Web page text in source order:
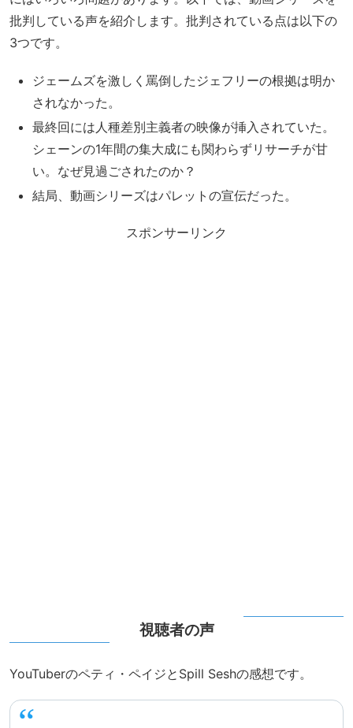
批判している声を紹介します。批判されている点は以下の
3つです。
ジェームズを激しく罵倒したジェフリーの根拠は明か
されなかった。
最終回には人種差別主義者の映像が挿入されていた。
シェーンの1年間の集大成にも関わらずリサーチが甘
い。なぜ見過ごされたのか？
結局、動画シリーズはパレットの宣伝だった。
スポンサーリンク
視聴者の声
YouTuberのペティ・ペイジとSpill Seshの感想です。